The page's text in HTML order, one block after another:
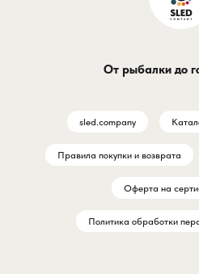
От рыбалки до
sled.company
Правила покупки и возврата
Оферта на
Политика обработки